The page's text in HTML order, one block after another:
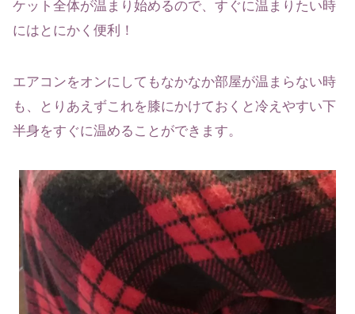
ケット全体が温まり始めるので、 すぐに温まりたい時
にはとにかく便利！
エアコンをオンにしてもなかなか部屋が温まらない時
も、とりあえずこれを膝にかけておくと冷えやすい下
半身をすぐに温めることができます。